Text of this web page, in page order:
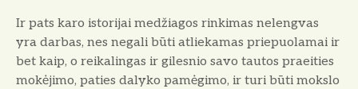
Ir pats karo istorijai medžiagos rinkimas nelengvas
yra darbas, nes negali būti atliekamas priepuolamai ir
bet kaip, o reikalingas ir gilesnio savo tautos praeities
mokėjimo, paties dalyko pamėgimo, ir turi būti mokslo